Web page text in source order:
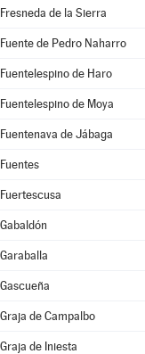
Fresneda de la Sierra
Fuente de Pedro Naharro
Fuentelespino de Haro
Fuentelespino de Moya
Fuentenava de Jábaga
Fuentes
Fuertescusa
Gabaldón
Garaballa
Gascueña
Graja de Campalbo
Graja de Iniesta